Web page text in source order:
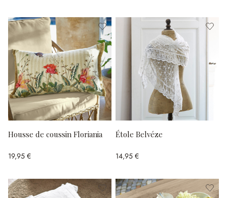
Housse de coussin Floriania
19,95 €
Étole Belvéze
14,95 €